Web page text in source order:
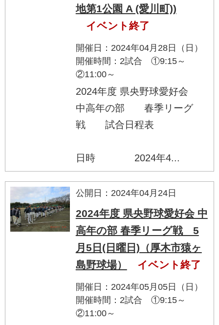
地第1公園 A (愛川町))
イベント終了
開催日：2024年04月28日（日）
開催時間：2試合 ①9:15～
②11:00～
2024年度 県央野球愛好会
中高年の部 春季リーグ
戦 試合日程表
日時 2024年4...
公開日：2024年04月24日
2024年度 県央野球愛好会 中
高年の部 春季リーグ戦 5
月5日(日曜日)（厚木市猿ヶ
島野球場）
イベント終了
開催日：2024年05月05日（日）
開催時間：2試合 ①9:15～
②11:00～